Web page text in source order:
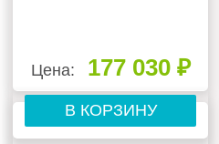
Цена: 177 030 ₽
В КОРЗИНУ